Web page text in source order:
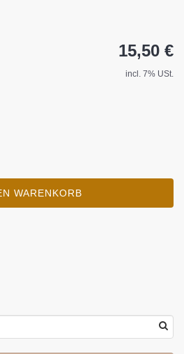
15,50 €
incl. 7% USt.
WARENKORB